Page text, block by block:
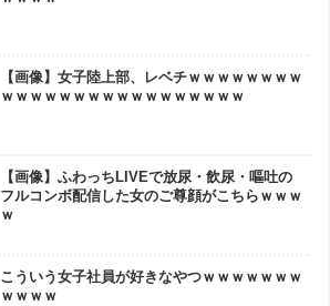
【画像】女子陸上部、レベチｗｗｗｗｗｗｗｗ
ｗｗｗｗｗｗｗｗｗｗｗｗｗｗｗｗｗ
【画像】ふわっちLIVEで放尿・飲尿・嘔吐の
フルコンボ配信した女のご尊顔がこちらｗｗｗ
ｗ
こういう女子社員が好きなやつｗｗｗｗｗｗｗ
ｗｗｗｗ